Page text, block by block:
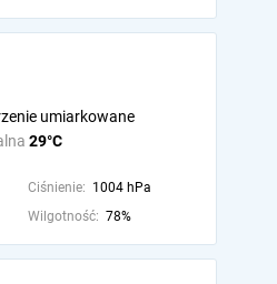
29°C
umiarkowane
Ciśnienie: 1004 hPa
Wilgotność: 78%